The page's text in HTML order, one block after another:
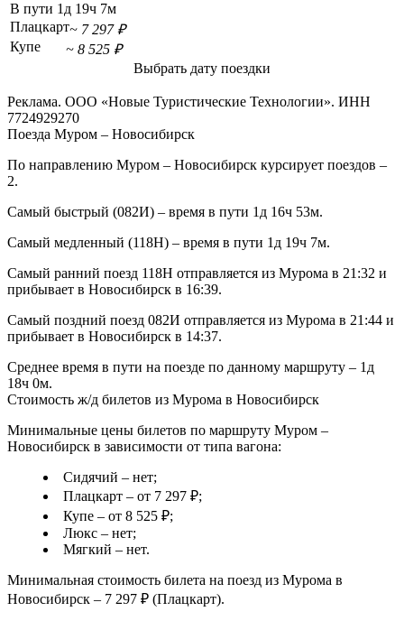
В пути 1д 19ч 7м
Плацкарт~ 7 297 ₽
Купе
~ 8 525 ₽
Выбрать дату поездки
Реклама. ООО «Новые Туристические Технологии». ИНН
7724929270
Поезда Муром – Новосибирск
По направлению Муром – Новосибирск курсирует поездов –
2.
Самый быстрый (082И) – время в пути 1д 16ч 53м.
Самый медленный (118Н) – время в пути 1д 19ч 7м.
Самый ранний поезд 118Н отправляется из Мурома в 21:32 и
прибывает в Новосибирск в 16:39.
Самый поздний поезд 082И отправляется из Мурома в 21:44 и
прибывает в Новосибирск в 14:37.
Среднее время в пути на поезде по данному маршруту – 1д
18ч 0м.
Стоимость ж/д билетов из Мурома в Новосибирск
Минимальные цены билетов по маршруту Муром –
Новосибирск в зависимости от типа вагона:
Сидячий – нет;
Плацкарт – от 7 297 ₽;
Купе – от 8 525 ₽;
Люкс – нет;
Мягкий – нет.
Минимальная стоимость билета на поезд из Мурома в
Новосибирск – 7 297 ₽ (Плацкарт).